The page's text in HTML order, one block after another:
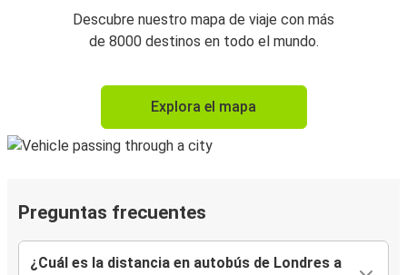
Descubre nuestro mapa de viaje con más
de 8000 destinos en todo el mundo.
Explora el mapa
Preguntas frecuentes
¿Cuál es la distancia en autobús de Londres a